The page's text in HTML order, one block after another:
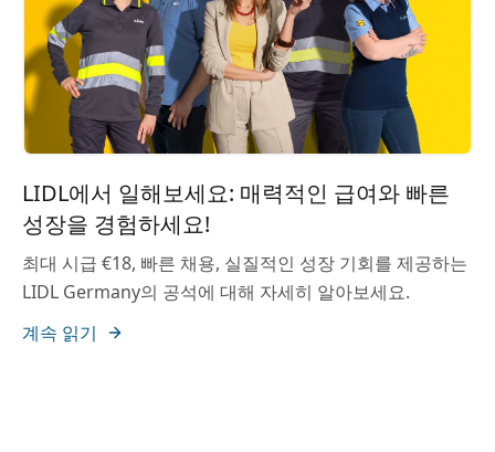
LIDL에서 일해보세요: 매력적인 급여와 빠른
성장을 경험하세요!
최대 시급 €18, 빠른 채용, 실질적인 성장 기회를 제공하는
LIDL Germany의 공석에 대해 자세히 알아보세요.
계속 읽기